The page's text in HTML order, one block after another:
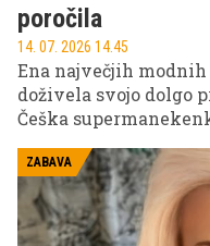
poročila
14. 07. 2026 14.45
Ena največjih
doživela svojo dolgo
Češka
ZABAVA